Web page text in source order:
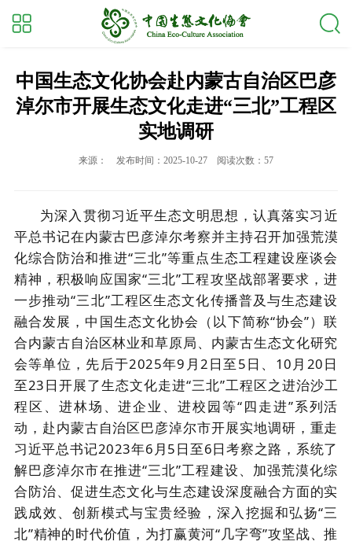
中国生态文化协会赴内蒙古自治区巴彦
淖尔市开展生态文化走进“三北”工程区
实地调研
来源： 发布时间：2025-10-27 阅读次数：57
为深入贯彻习近平生态文明思想，认真落实习近
平总书记在内蒙古巴彦淖尔考察并主持召开加强荒漠
化综合防治和推进“三北”等重点生态工程建设座谈会
精神，积极响应国家“三北”工程攻坚战部署要求，进
一步推动“三北”工程区生态文化传播普及与生态建设
融合发展，中国生态文化协会（以下简称“协会”）联
合内蒙古自治区林业和草原局、 内蒙古生态文化研究
会等单位， 先后于2025年9月2日至5日、10月20日
至23日开展了生态文化走进“三北”工程区之进治沙工
程区、进林场、进企业、进校园等“四走进”系列活
动，赴内蒙古自治区巴彦淖尔市开展实地调研 ，重走
习近平总书记2023年6月5日至6日考察之路，系统了
解巴彦淖尔市在推进“三北”工程建设、加强荒漠化综
合防治、促进生态文化与生态建设深度融合方面的实
践成效、创新模式与宝贵经验，深入挖掘和弘扬“三
北”精神的时代价值，为打赢黄河“几字弯”攻坚战、推